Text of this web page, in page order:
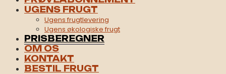
UGENS FRUGT
Ugens frugtlevering
Ugens økologiske frugt
PRISBEREGNER
OM OS
KONTAKT
BESTIL FRUGT